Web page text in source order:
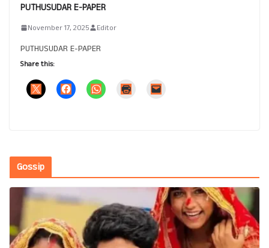
PUTHUSUDAR E-PAPER
November 17, 2025 Editor
PUTHUSUDAR E-PAPER
Share this:
Gossip